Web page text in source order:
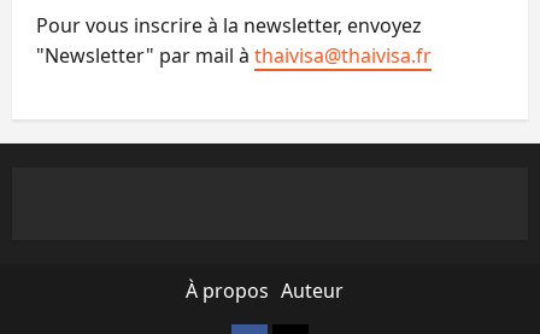
Pour vous inscrire à la newsletter, envoyez
"Newsletter" par mail à thaivisa@thaivisa.fr
À propos Auteur